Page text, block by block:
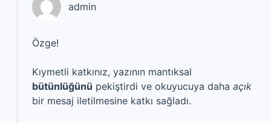
admin
Özge!
Kıymetli katkınız, yazının mantıksal
bütünlüğünü pekiştirdi ve okuyucuya daha açık
bir mesaj iletilmesine katkı sağladı.